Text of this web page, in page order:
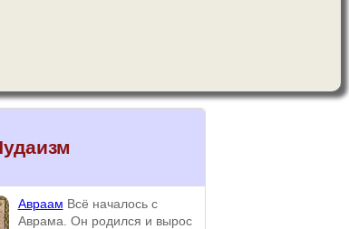
Авраам Всё началось с
Аврама. Он родился и вырос